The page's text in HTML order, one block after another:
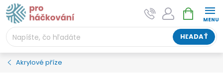
Prejsť
na
obsah
HĽADAŤ
NÁKUPNÝ
KOŠÍK
Akrylové příze
AI asistent "pani Klubíčková" –
ProHackovani.cz
Jsme e-shop s více než osmiletou tradicí a máme pro
vás připraveno více než 25 tisíc produktů. Vše skladem,
připravené k odeslání.